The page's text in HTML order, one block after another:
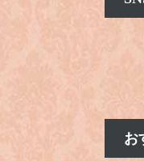
2025年
2025年
10月
10月
お